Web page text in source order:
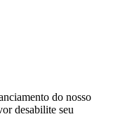
do nosso
desabilite seu